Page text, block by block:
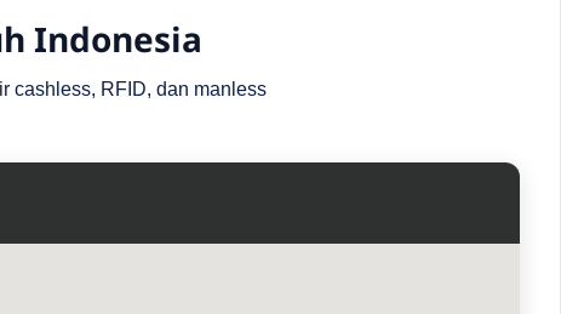
Indonesia
cashless, RFID, dan manless